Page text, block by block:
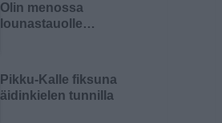
Olin menossa
lounastauolle…
Pikku-Kalle fiksuna
äidinkielen tunnilla